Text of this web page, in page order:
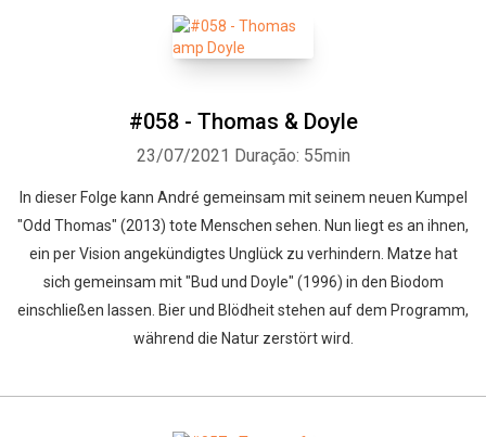
#058 - Thomas & Doyle
23/07/2021 Duração: 55min
In dieser Folge kann André gemeinsam mit seinem neuen Kumpel
"Odd Thomas" (2013) tote Menschen sehen. Nun liegt es an ihnen,
ein per Vision angekündigtes Unglück zu verhindern. Matze hat
sich gemeinsam mit "Bud und Doyle" (1996) in den Biodom
einschließen lassen. Bier und Blödheit stehen auf dem Programm,
während die Natur zerstört wird.